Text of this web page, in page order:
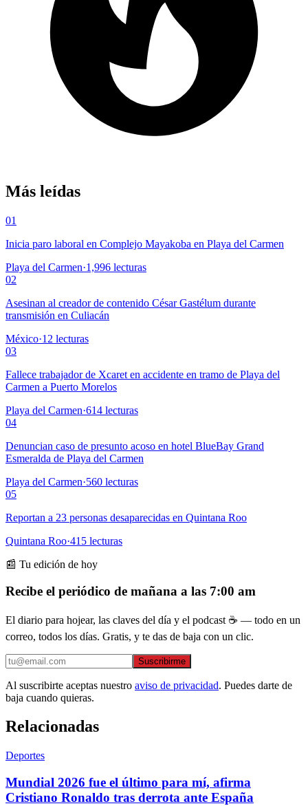
Más leídas
01
Inicia paro laboral en Complejo Mayakoba en Playa del Carmen
Playa del Carmen·1,996 lecturas
02
Asesinan al creador de contenido César Gastélum durante
transmisión en Culiacán
México·12 lecturas
03
Fallece trabajador de Xcaret en accidente en tramo de Playa del
Carmen a Puerto Morelos
Playa del Carmen·614 lecturas
04
Denuncian caso de presunto acoso en hotel BlueBay Grand
Esmeralda de Playa del Carmen
Playa del Carmen·560 lecturas
05
Reportan a 23 personas desaparecidas en Quintana Roo
Quintana Roo·415 lecturas
📰 Tu edición de hoy
Recibe el periódico de mañana a las 7:00 am
El diario para hojear, las claves del día y el podcast ☕ — todo en un
correo, todos los días. Gratis, y te das de baja con un clic.
Suscribirme
Al suscribirte aceptas nuestro aviso de privacidad. Puedes darte de
baja cuando quieras.
Relacionadas
Deportes
Mundial 2026 fue el último para mí, afirma
Cristiano Ronaldo tras derrota ante España